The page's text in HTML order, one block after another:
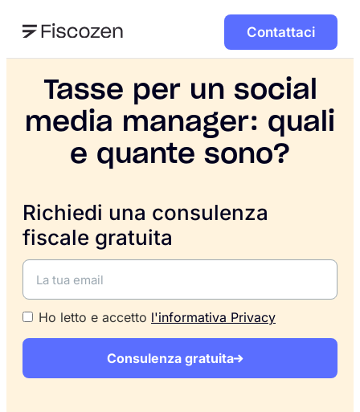
Contattaci
Tasse per un social
media manager: quali
e quante sono?
Richiedi una consulenza
fiscale gratuita
Ho letto e accetto l'informativa Privacy
Consulenza gratuita